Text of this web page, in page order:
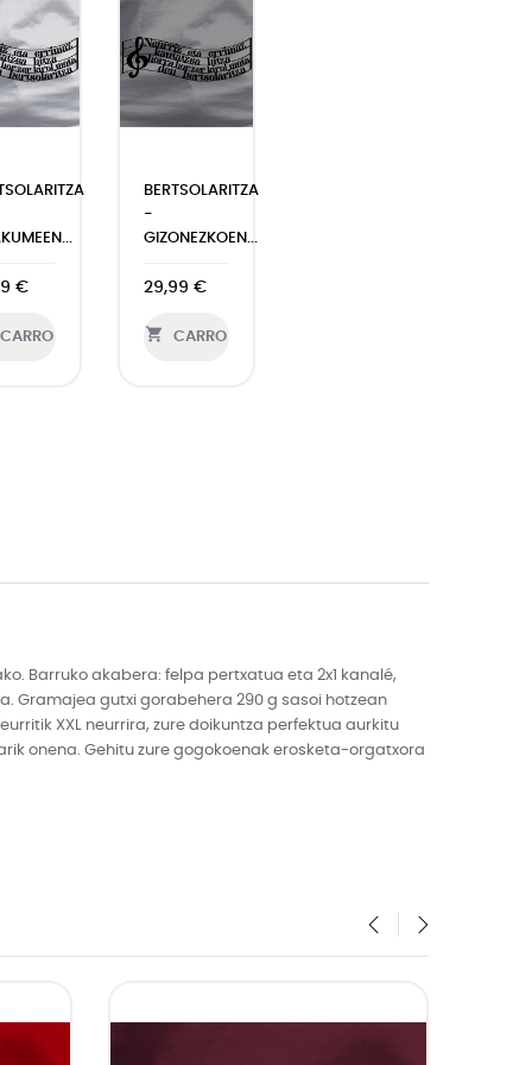
€
CARRO
BERTSOLARITZA
-
GIZONEZKOEN...
29,99 €
 CARRO
Barruko akabera: felpa pertxatua eta 2x1 kanalé,
Gramajea gutxi gorabehera 290 g sasoi hotzean
XXL neurrira, zure doikuntza perfektua aurkitu
onena. Gehitu zure gogokoenak erosketa-orgatxora